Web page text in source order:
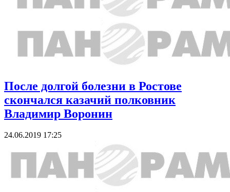
После долгой болезни в Ростове
скончался казачий полковник
Владимир Воронин
24.06.2019 17:25